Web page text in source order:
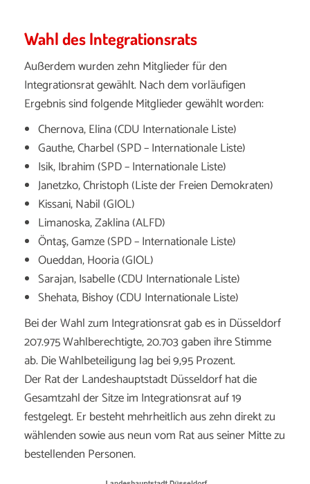
Wahl des Integrationsrats
Außerdem wurden zehn Mitglieder für den
Integrationsrat gewählt. Nach dem vorläufigen
Ergebnis sind folgende Mitglieder gewählt worden:
Chernova, Elina (CDU Internationale Liste)
Gauthe, Charbel (SPD – Internationale Liste)
Isik, Ibrahim (SPD – Internationale Liste)
Janetzko, Christoph (Liste der Freien Demokraten)
Kissani, Nabil (GIOL)
Limanoska, Zaklina (ALFD)
Öntaş, Gamze (SPD – Internationale Liste)
Oueddan, Hooria (GIOL)
Sarajan, Isabelle (CDU Internationale Liste)
Shehata, Bishoy (CDU Internationale Liste)
Bei der Wahl zum Integrationsrat gab es in Düsseldorf
207.975 Wahlberechtigte, 20.703 gaben ihre Stimme
ab. Die Wahlbeteiligung lag bei 9,95 Prozent.
Der Rat der Landeshauptstadt Düsseldorf hat die
Gesamtzahl der Sitze im Integrationsrat auf 19
festgelegt. Er besteht mehrheitlich aus zehn direkt zu
wählenden sowie aus neun vom Rat aus seiner Mitte zu
bestellenden Personen.